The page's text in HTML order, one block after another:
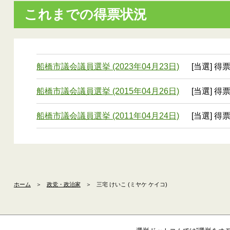
これまでの得票状況
船橋市議会議員選挙 (2023年04月23日) [当選] 得
船橋市議会議員選挙 (2015年04月26日) [当選] 得
船橋市議会議員選挙 (2011年04月24日) [当選] 得
ホーム ＞ 政党・政治家 ＞ 三宅 けいこ (ミヤケ ケイコ)